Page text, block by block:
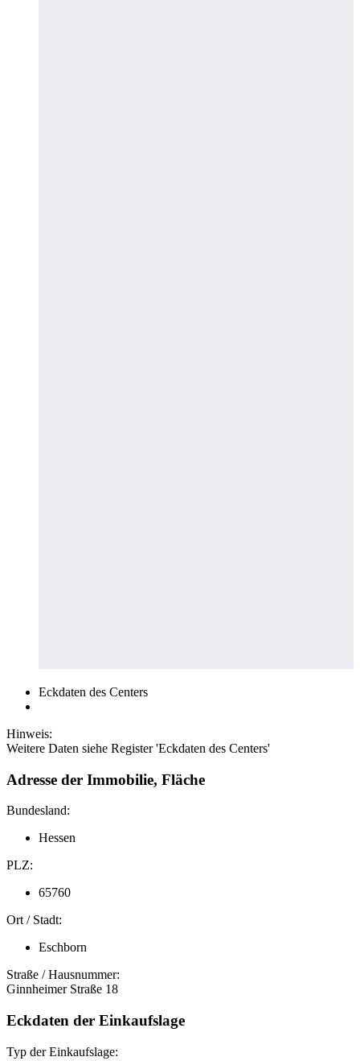
Eckdaten des Centers
Hinweis:
Weitere Daten siehe Register 'Eckdaten des Centers'
Adresse der Immobilie, Fläche
Bundesland:
Hessen
PLZ:
65760
Ort / Stadt:
Eschborn
Straße / Hausnummer:
Ginnheimer Straße 18
Eckdaten der Einkaufslage
Typ der Einkaufslage: